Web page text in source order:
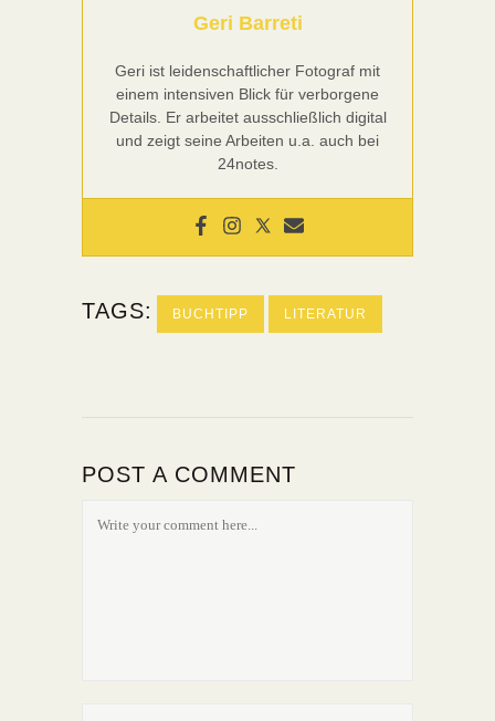
Geri Barreti
Geri ist leidenschaftlicher Fotograf mit
einem intensiven Blick für verborgene
Details. Er arbeitet ausschließlich digital
und zeigt seine Arbeiten u.a. auch bei
24notes.
TAGS: BUCHTIPP LITERATUR
POST A COMMENT